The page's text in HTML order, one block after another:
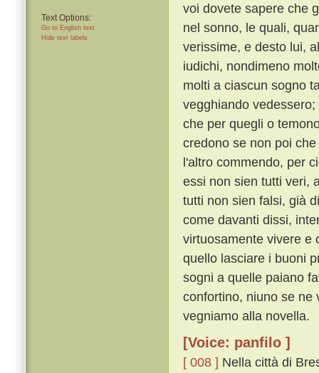
Text Options:
Go to English text
Hide text labels
voi dovete sapere che
nel sonno, le quali,
verissime, e desto lui,
iudichi, nondimeno
molti a ciascun sogno
vegghiando
che per quegli o
credono se non poi
l'altro commendo, per
essi non sien tutti veri,
tutti non sien falsi, già
come davanti dissi,
virtuosamente vivere e
quello lasciare i buoni
sogni a quelle paiano
confortino, niuno se ne
vegniamo alla novella.
[Voice: panfilo ]
[ 008 ] Nella città di